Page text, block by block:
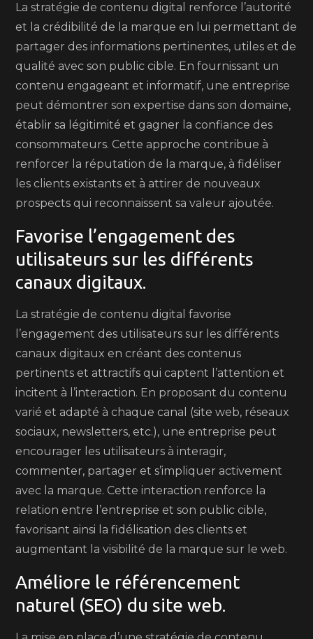
La stratégie de contenu digital renforce l’autorité
et la crédibilité de la marque en lui permettant de
partager des informations pertinentes, utiles et de
qualité avec son public cible. En fournissant un
contenu engageant et informatif, une entreprise
peut démontrer son expertise dans son domaine,
établir sa légitimité et gagner la confiance des
consommateurs. Cette approche contribue à
renforcer la réputation de la marque, à fidéliser
les clients existants et à attirer de nouveaux
prospects qui reconnaissent sa valeur ajoutée.
Favorise l’engagement des
utilisateurs sur les différents
canaux digitaux.
La stratégie de contenu digital favorise
l’engagement des utilisateurs sur les différents
canaux digitaux en créant des contenus
pertinents et attractifs qui captent l’attention et
incitent à l’interaction. En proposant du contenu
varié et adapté à chaque canal (site web, réseaux
sociaux, newsletters, etc.), une entreprise peut
encourager les utilisateurs à interagir,
commenter, partager et s’impliquer activement
avec la marque. Cette interaction renforce la
relation entre l’entreprise et son public cible,
favorisant ainsi la fidélisation des clients et
augmentant la visibilité de la marque sur le web.
Améliore le référencement
naturel (SEO) du site web.